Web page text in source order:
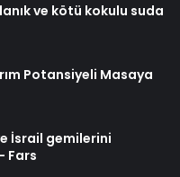
ve kötü kokulu suda
Potansiyeli Masaya
İsrail gemilerini
Fars